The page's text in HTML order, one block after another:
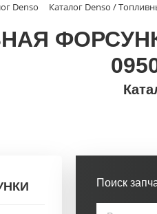
Denso Каталог Denso /
Поиск